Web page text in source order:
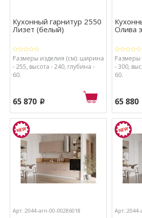
Кухонный гарнитур 2550
Лизет (белый)
Размеры изделия (см): ширина
- 255, высота - 240, глубина -
60.
65 870 p
Олива
- 300,
60.
65 880
Арт.:2044-arn-00-00286018